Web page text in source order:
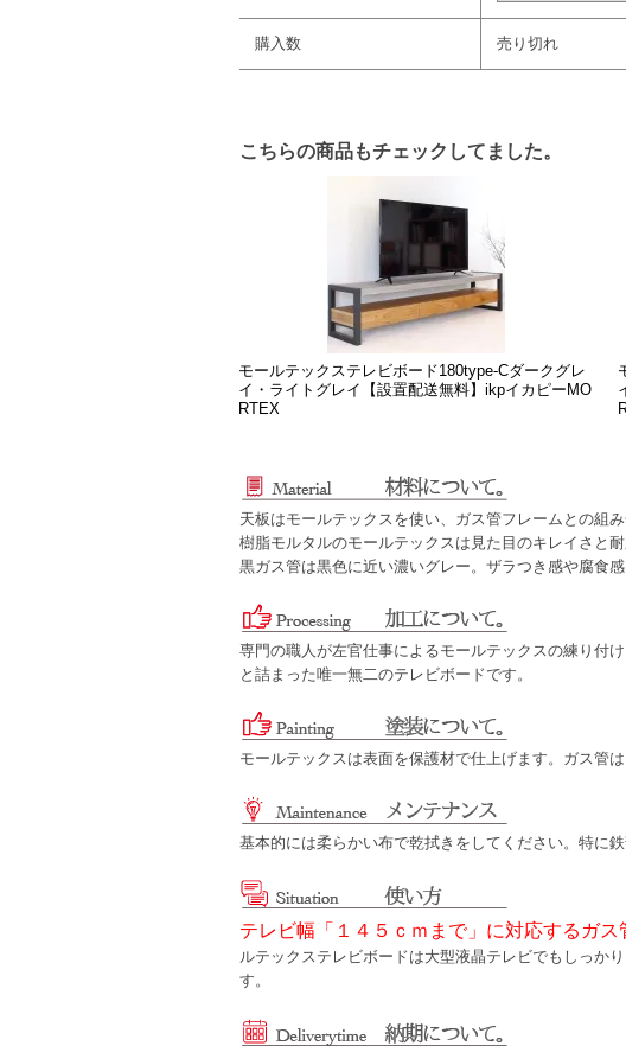
購入数 売り切れ
こちらの商品もチェックしてました。
モールテックステレビボード180type-Cダークグレ
イ・ライトグレイ【設置配送無料】ikpイカピーMO
RTEX
天板はモールテックスを使い、ガス管フレームとの組み
樹脂モルタルのモールテックスは見た目のキレイさと耐
黒ガス管は黒色に近い濃いグレー。ザラつき感や腐食
専門の職人が左官仕事によるモールテックスの練り付
と詰まった唯一無二のテレビボードです。
モールテックスは表面を保護材で仕上げます。ガス管
基本的には柔らかい布で乾拭きをしてください。特に
テレビ幅「１４５ｃｍまで」に対応するガ
ルテックステレビボードは大型液晶テレビでもしっか
す。